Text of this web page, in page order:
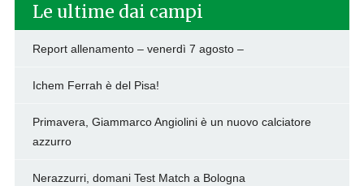
Le ultime dai campi
Report allenamento – venerdì 7 agosto –
Ichem Ferrah è del Pisa!
Primavera, Giammarco Angiolini è un nuovo calciatore
azzurro
Nerazzurri, domani Test Match a Bologna